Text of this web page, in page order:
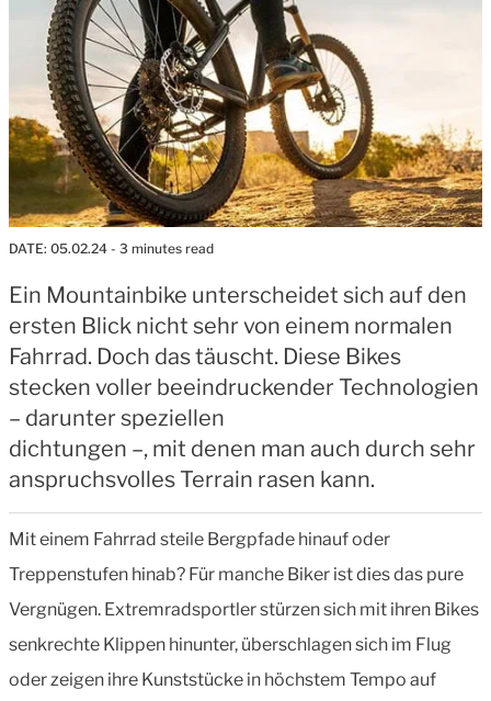
DATE: 05.02.24 - 3 minutes read
Ein Mountainbike unterscheidet sich auf den
ersten Blick nicht sehr von einem normalen
Fahrrad. Doch das täuscht. Diese Bikes
stecken voller beeindruckender Technologien
– darunter speziellen
dichtungen –, mit denen man auch durch sehr
anspruchsvolles Terrain rasen kann.
Mit einem Fahrrad steile Bergpfade hinauf oder
Treppenstufen hinab? Für manche Biker ist dies das pure
Vergnügen. Extremradsportler stürzen sich mit ihren Bikes
senkrechte Klippen hinunter, überschlagen sich im Flug
oder zeigen ihre Kunststücke in höchstem Tempo auf